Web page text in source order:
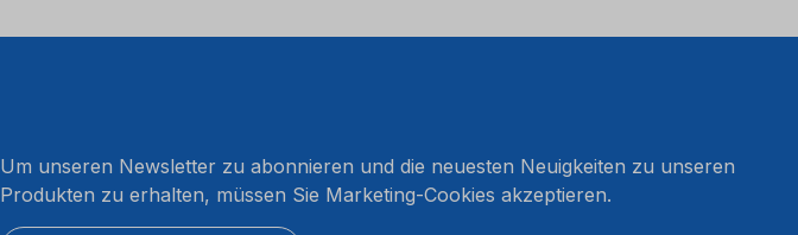
Um unseren Newsletter zu abonnieren und die neuesten Neuigkeiten zu unseren
Produkten zu erhalten, müssen Sie Marketing-Cookies akzeptieren.